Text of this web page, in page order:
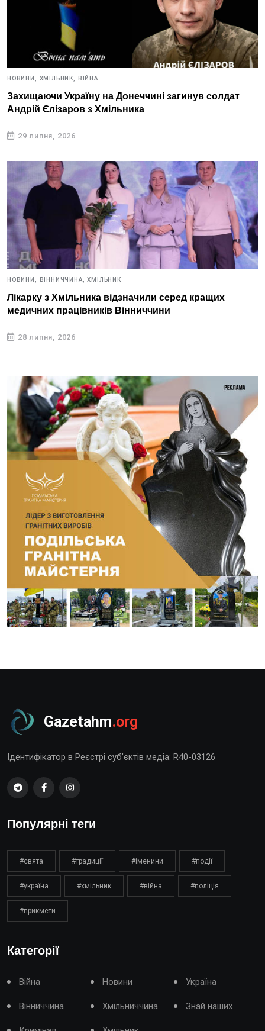
НОВИНИ, ХМІЛЬНИК, ВІЙНА
Захищаючи Україну на Донеччині загинув солдат
Андрій Єлізаров з Хмільника
29 липня, 2026
НОВИНИ, ВІННИЧЧИНА, ХМІЛЬНИК
Лікарку з Хмільника відзначили серед кращих
медичних працівників Вінниччини
28 липня, 2026
Gazetahm.org
Ідентифікатор в Реєстрі суб’єктів медіа: R40-03126
Популярні теги
#свята #традиції #іменини #події
#україна #хмільник #війна #поліція
#прикмети
Категорії
Війна Новини Україна
Вінниччина Хмільниччина Знай наших